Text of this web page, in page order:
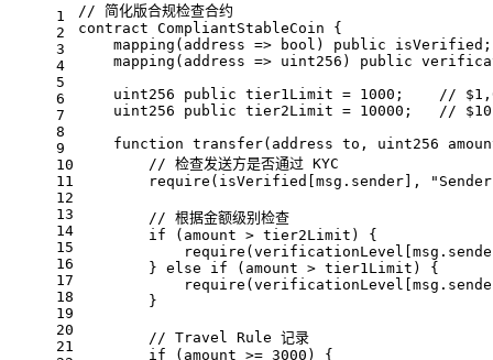
1
2
3
4
5
6
7
8
9
10
11
12
13
14
15
16
17
18
19
20
21
// 简化版合规检查合约
contract CompliantStableCoin {
    mapping(address => bool) public isVerified;
mapping(address => uint256) public
uint256 public tier1Limit = 1000;    //
uint256 public tier2Limit = 10000;   //
function transfer(address to, uint256
        // 检查发送方是否通过 KYC
require(isVerified[msg.sender],
        // 根据金额级别检查
        if (amount > tier2Limit) {
        } else if (amount > tier1Limit) {
        }
        // Travel Rule 记录
        if (amount >= 3000) {